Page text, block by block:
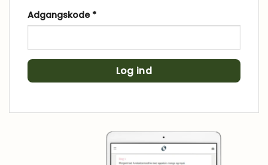
Adgangskode *Påkrævet
Log ind